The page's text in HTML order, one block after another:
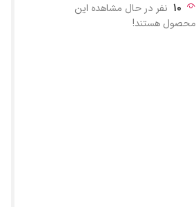
10 نفر در حال مشاهده این
محصول هستند!